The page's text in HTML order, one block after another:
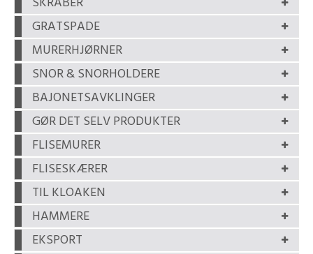
GRATSPADE
MURERHJØRNER
SNOR & SNORHOLDERE
BAJONETSAVKLINGER
GØR DET SELV PRODUKTER
FLISEMURER
FLISESKÆRER
TIL KLOAKEN
HAMMERE
EKSPORT